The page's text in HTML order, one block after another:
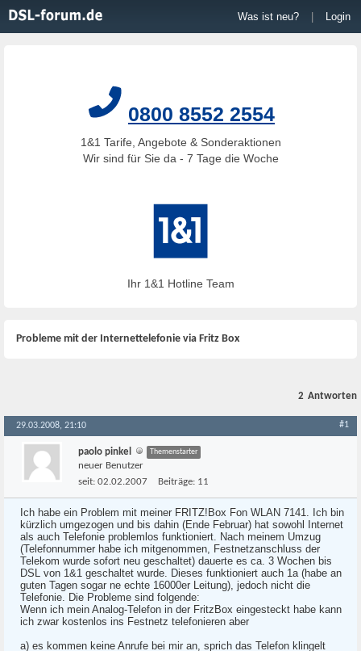
Was ist neu? Login
0800 8552 2554
1&1 Tarife, Angebote & Sonderaktionen
Wir sind für Sie da - 7 Tage die Woche
Ihr 1&1 Hotline Team
Probleme mit der Internettelefonie via Fritz Box
2 Antworten
29.03.2008, 21:10 #1
paolo pinkel Themenstarter
neuer Benutzer
seit: 02.02.2007 Beiträge: 11
Ich habe ein Problem mit meiner FRITZ!Box Fon WLAN 7141. Ich bin
kürzlich umgezogen und bis dahin (Ende Februar) hat sowohl Internet
als auch Telefonie problemlos funktioniert. Nach meinem Umzug
(Telefonnummer habe ich mitgenommen, Festnetzanschluss der
Telekom wurde sofort neu geschaltet) dauerte es ca. 3 Wochen bis
DSL von 1&1 geschaltet wurde. Dieses funktioniert auch 1a (habe an
guten Tagen sogar ne echte 16000er Leitung), jedoch nicht die
Telefonie. Die Probleme sind folgende:
Wenn ich mein Analog-Telefon in der FritzBox eingesteckt habe kann
ich zwar kostenlos ins Festnetz telefonieren aber
a) es kommen keine Anrufe bei mir an, sprich das Telefon klingelt